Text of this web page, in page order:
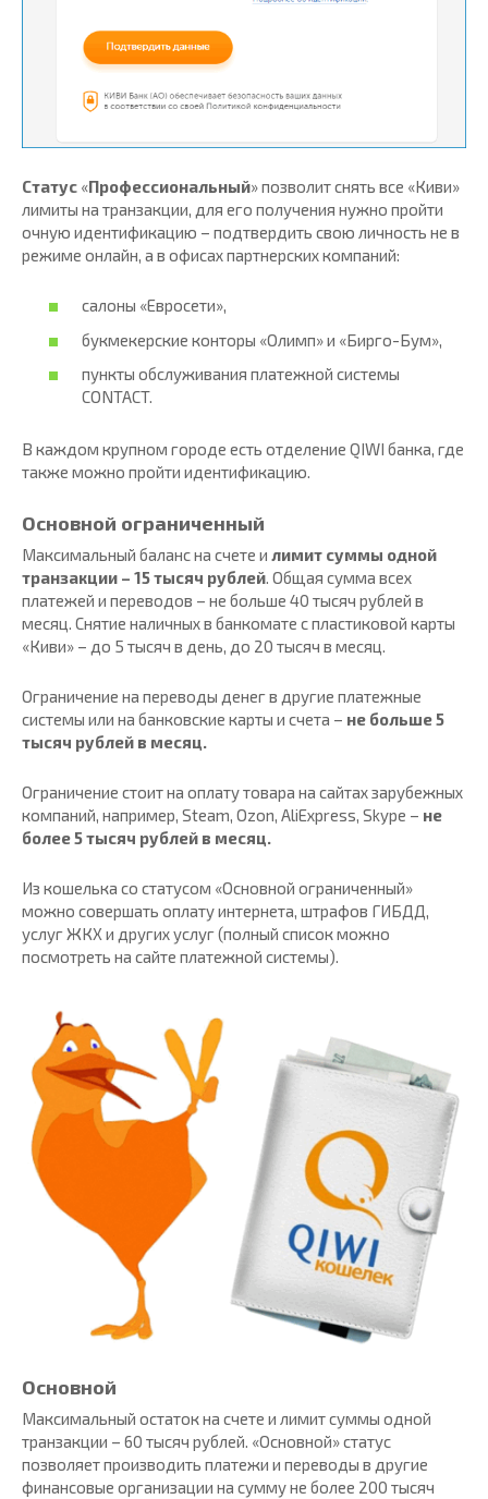
Статус «Профессиональный» позволит снять все «Киви»
лимиты на транзакции, для его получения нужно пройти
очную идентификацию – подтвердить свою личность не в
режиме онлайн, а в офисах партнерских компаний:
салоны «Евросети»,
букмекерские конторы «Олимп» и «Бирго-Бум»,
пункты обслуживания платежной системы
CONTACT.
В каждом крупном городе есть отделение QIWI банка, где
также можно пройти идентификацию.
Основной ограниченный
Максимальный баланс на счете и лимит суммы одной
транзакции – 15 тысяч рублей. Общая сумма всех
платежей и переводов – не больше 40 тысяч рублей в
месяц. Снятие наличных в банкомате с пластиковой карты
«Киви» – до 5 тысяч в день, до 20 тысяч в месяц.
Ограничение на переводы денег в другие платежные
системы или на банковские карты и счета – не больше 5
тысяч рублей в месяц.
Ограничение стоит на оплату товара на сайтах зарубежных
компаний, например, Steam, Ozon, AliExpress, Skype – не
более 5 тысяч рублей в месяц.
Из кошелька со статусом «Основной ограниченный»
можно совершать оплату интернета, штрафов ГИБДД,
услуг ЖКХ и других услуг (полный список можно
посмотреть на сайте платежной системы).
Основной
Максимальный остаток на счете и лимит суммы одной
транзакции – 60 тысяч рублей. «Основной» статус
позволяет производить платежи и переводы в другие
финансовые организации на сумму не более 200 тысяч